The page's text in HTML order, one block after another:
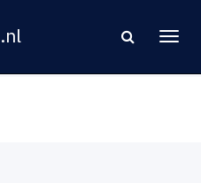
.nl